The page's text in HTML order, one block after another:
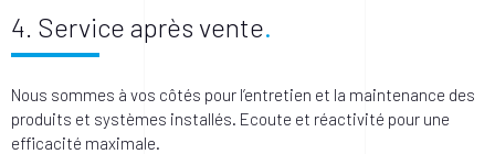
4. Service après vente
Nous sommes à vos côtés pour l’entretien et la maintenance des
produits et systèmes installés. Ecoute et réactivité pour une
efficacité maximale.